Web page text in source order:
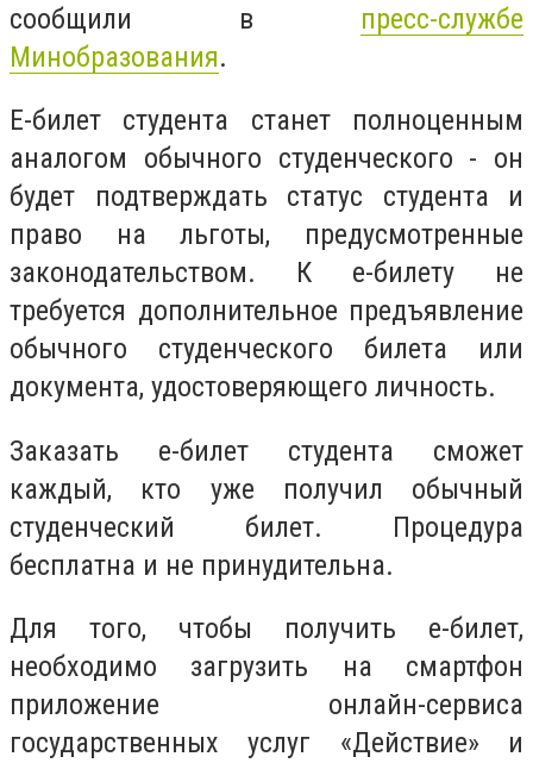
сообщили в пресс-службе
Минобразования.
Е-билет студента станет полноценным
аналогом обычного студенческого - он
будет подтверждать статус студента и
право на льготы, предусмотренные
законодательством. К е-билету не
требуется дополнительное предъявление
обычного студенческого билета или
документа, удостоверяющего личность.
Заказать е-билет студента сможет
каждый, кто уже получил обычный
студенческий билет. Процедура
бесплатна и не принудительна.
Для того, чтобы получить е-билет,
необходимо загрузить на смартфон
приложение онлайн-сервиса
государственных услуг «Действие» и